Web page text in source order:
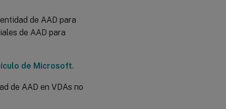
de AAD para
de AAD para
de Microsoft.
de AAD en VDAs no